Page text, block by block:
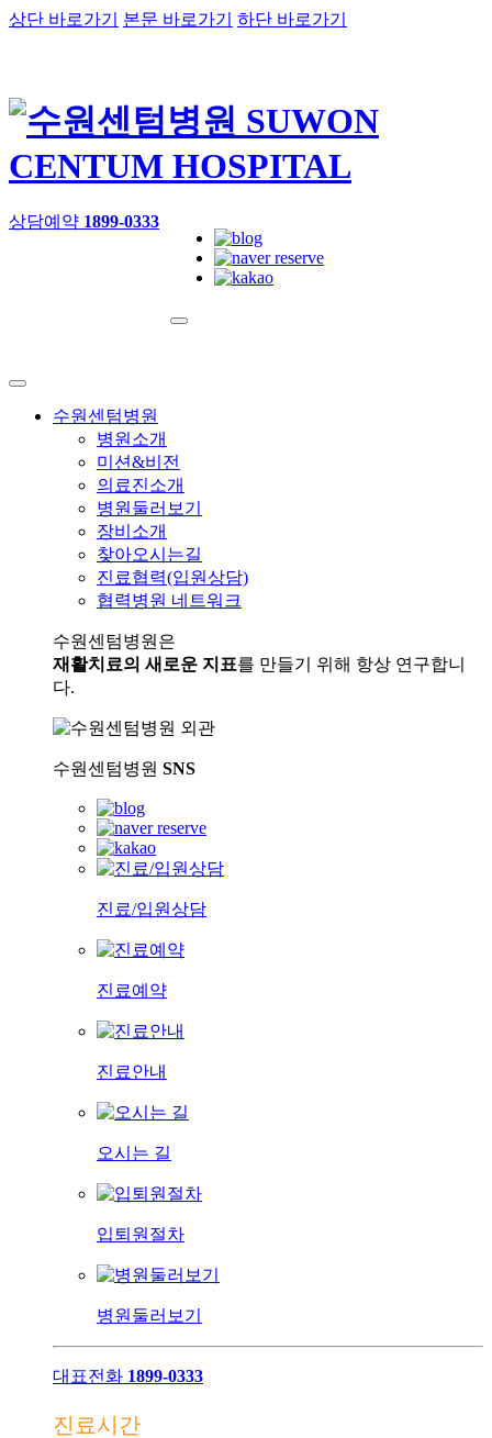
상단 바로가기 본문 바로가기 하단 바로가기
상담예약 1899-0333
수원센텀병원
병원소개
미션&비전
의료진소개
병원둘러보기
장비소개
찾아오시는길
진료협력(입원상담)
협력병원 네트워크
수원센텀병원은
재활치료의 새로운 지표를 만들기 위해 항상 연구합니
다.
수원센텀병원 SNS
진료/입원상담
진료예약
진료안내
오시는 길
입퇴원절차
병원둘러보기
대표전화 1899-0333
진료시간